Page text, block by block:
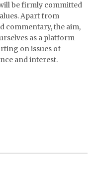
be firmly committed
Apart from
commentary, the aim,
as a platform
on issues of
and interest.